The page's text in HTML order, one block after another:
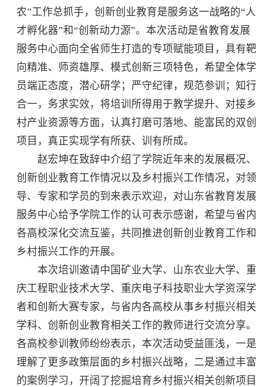
农”工作总抓手，创新创业教育是服务这一战略的“人
才孵化器”和“创新动力源”。本次活动是省教育发展
服务中心面向全省师生打造的专项赋能项目，具有靶
向精准、师资雄厚、模式创新三项特色，希望全体学
员端正态度，潜心研学；严守纪律，规范参训；知行
合一，务求实效，将培训所得用于教学提升、对接乡
村产业资源等方面，认真打磨可落地、能富民的双创
项目，真正实现学有所获、训有所成。
赵宏坤在致辞中介绍了学院近年来的发展概况、
创新创业教育工作情况以及乡村振兴工作情况，对领
导、专家和学员的到来表示欢迎，对山东省教育发展
服务中心给予学院工作的认可表示感谢，希望与省内
各高校深化交流互鉴，共同推进创新创业教育工作和
乡村振兴工作的开展。
本次培训邀请中国矿业大学、山东农业大学、重
庆工程职业技术大学、重庆电子科技职业大学资深学
者和创新大赛专家，与省内各高校从事乡村振兴相关
学科、创新创业教育相关工作的教师进行交流分享。
各高校参训教师纷纷表示，本次活动受益匪浅，一是
理解了更多政策层面的乡村振兴战略，二是通过丰富
的案例学习，开阔了挖掘培育乡村振兴相关创新项目